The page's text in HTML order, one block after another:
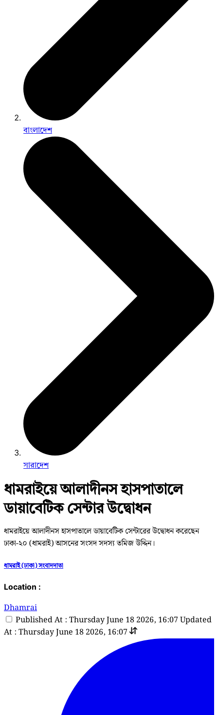
বাংলাদেশ
সারাদেশ
ধামরাইয়ে আলাদীনস হাসপাতালে
ডায়াবেটিক সেন্টার উদ্বোধন
ধামরাইয়ে আলাদীনস হাসপাতালে ডায়াবেটিক সেন্টারের উদ্বোধন করেছেন
ঢাকা-২০ (ধামরাই) আসনের সংসদ সদস্য তমিজ উদ্দিন।
ধামরাই (ঢাকা) সংবাদদাতা
Location :
Dhamrai
Published At : Thursday June 18 2026, 16:07 Updated
At : Thursday June 18 2026, 16:07